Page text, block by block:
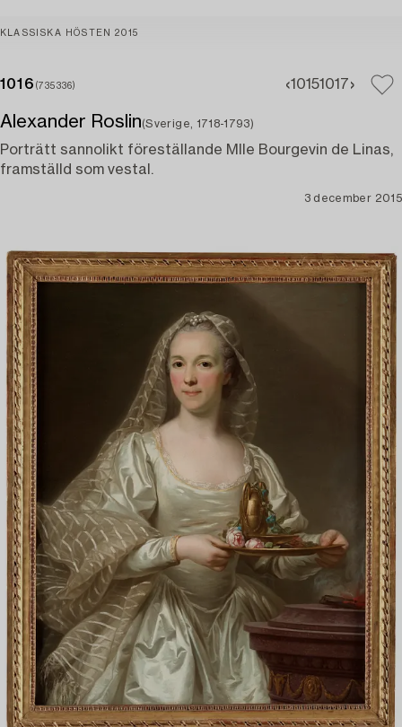
KLASSISKA HÖSTEN 2015
1016 (735336) 10151017
Alexander Roslin(Sverige, 1718-1793)
Porträtt sannolikt föreställande Mlle Bourgevin de Linas,
framställd som vestal.
3 december 2015